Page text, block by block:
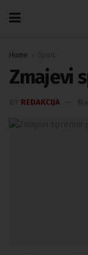
Home
Zmajevi
REDAKCIJA